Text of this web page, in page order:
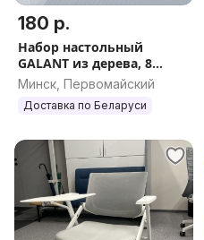
180 р.
Набор настольный
GALANT из дерева, 8
предметов, цвет чёрное
дерево GALANT 238165
Минск, Первомайский
Доставка по Беларуси